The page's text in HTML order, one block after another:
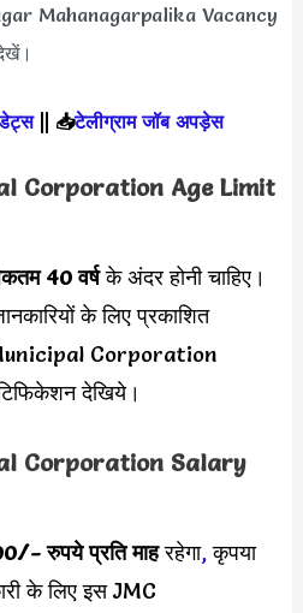
Mahanagarpalika Vacancy
|| 📥टेलीग्राम जॉब अपड़ेस
Corporation Age Limit
40 वर्षके अंदर होनी चाहिए।
के लिए प्रकाशित
Corporation
देखिये।
Corporation Salary
/- रुपये प्रति माहरहेगा, कृपया
के लिए इस JMC